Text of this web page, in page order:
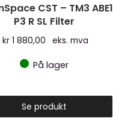
CST – TM3 ABE1
P3 R SL Filter
kr 1 880,00 eks. mva
På lager
Se produkt